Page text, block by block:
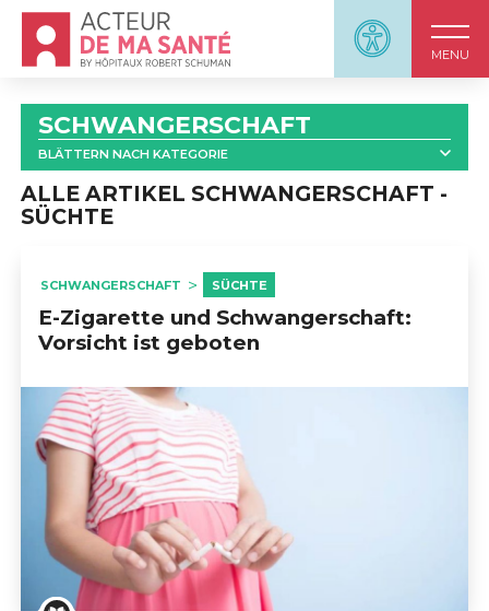
Panneau
MENU
Accueil - Acteur de ma santé, by HôpitauxRobert
SCHWANGERSCHAFT
BLÄTTERN NACH KATEGORIE
ALLE
DISRUPTOREN
                            SCHWANGERSCHAFT:
                            SCHWANGERSCHAFT UND GEBURT :
VIDEOS
                            GEBURTSVORBEREITUNG
                            SCHWANGERSCHAFT
ALLE ARTIKEL SCHWANGERSCHAFT -
SÜCHTE
SCHWANGERSCHAFT SÜCHTE
E-Zigarette und Schwangerschaft:
Vorsicht ist geboten